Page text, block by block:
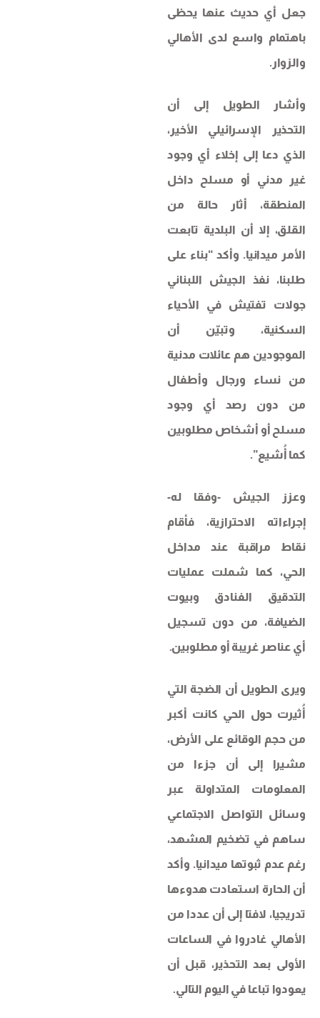
جعل أي حديث عنها يحظى
باهتمام واسع لدى الأهالي
والزوار.
وأشار الطويل إلى أن
التحذير الإسرائيلي الأخير،
الذي دعا إلى إخلاء أي وجود
غير مدني أو مسلح داخل
المنطقة، أثار حالة من
القلق، إلا أن البلدية تابعت
الأمر ميدانيا. وأكد “بناء على
طلبنا، نفذ الجيش اللبناني
جولات تفتيش في الأحياء
السكنية، وتبيّن أن
الموجودين هم عائلات مدنية
من نساء ورجال وأطفال
من دون رصد أي وجود
مسلح أو أشخاص مطلوبين
كما أُشيع”.
وعزز الجيش -وفقا له-
إجراءاته الاحترازية، فأقام
نقاط مراقبة عند مداخل
الحي، كما شملت عمليات
التدقيق الفنادق وبيوت
الضيافة، من دون تسجيل
أي عناصر غريبة أو مطلوبين.
ويرى الطويل أن الضجة التي
أُثيرت حول الحي كانت أكبر
من حجم الوقائع على الأرض،
مشيرا إلى أن جزءا من
المعلومات المتداولة عبر
وسائل التواصل الاجتماعي
ساهم في تضخيم المشهد،
رغم عدم ثبوتها ميدانيا. وأكد
أن الحارة استعادت هدوءها
تدريجيا، لافتا إلى أن عددا من
الأهالي غادروا في الساعات
الأولى بعد التحذير، قبل أن
يعودوا تباعا في اليوم التالي.